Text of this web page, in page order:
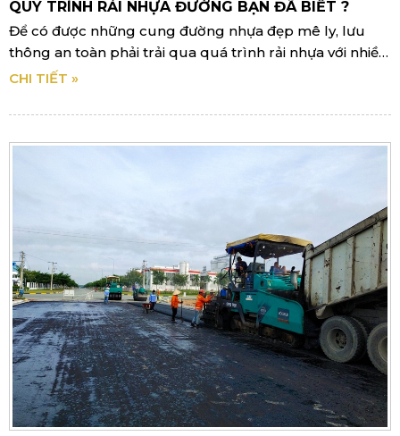
QUY TRÌNH RẢI NHỰA ĐƯỜNG BẠN ĐÃ BIẾT ?
Để có được những cung đường nhựa đẹp mê ly, lưu
thông an toàn phải trải qua quá trình rải nhựa với nhiều
công đoạn cầu kỳ. Dưới đây là quy trình thông thường.
CHI TIẾT »